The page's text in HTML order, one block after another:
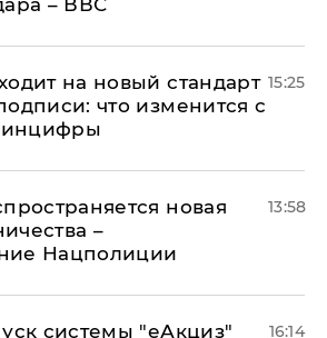
– ВВС
на новый стандарт
что изменится с
15:25
новая
–
Нацполиции
13:58
системы "еАкциз"
16:14